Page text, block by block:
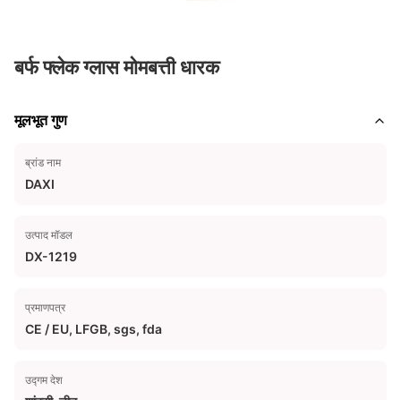
बर्फ फ्लेक ग्लास मोमबत्ती धारक
मूलभूत गुण
ब्रांड नाम
DAXI
उत्पाद मॉडल
DX-1219
प्रमाणपत्र
CE / EU, LFGB, sgs, fda
उद्गम देश